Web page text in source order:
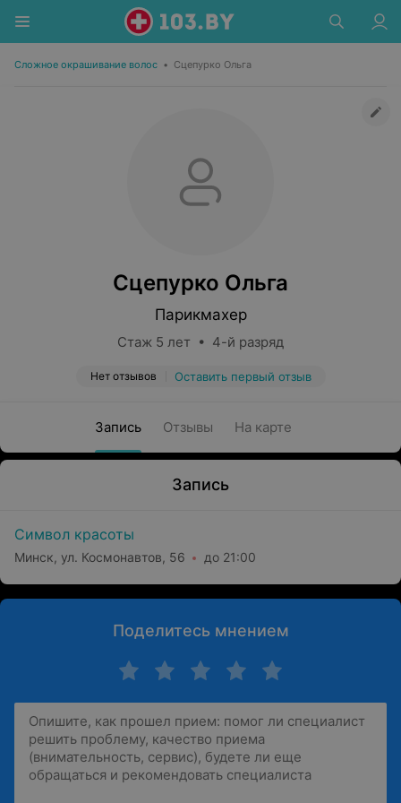
Сложное окрашивание волос • Сцепурко Ольга
Сцепурко Ольга
Парикмахер
Стаж 5 лет • 4-й разряд
Нет отзывов Оставить первый отзыв
Запись Отзывы На карте
Запись
Символ красоты
Минск, ул. Космонавтов, 56 до 21:00
Поделитесь мнением